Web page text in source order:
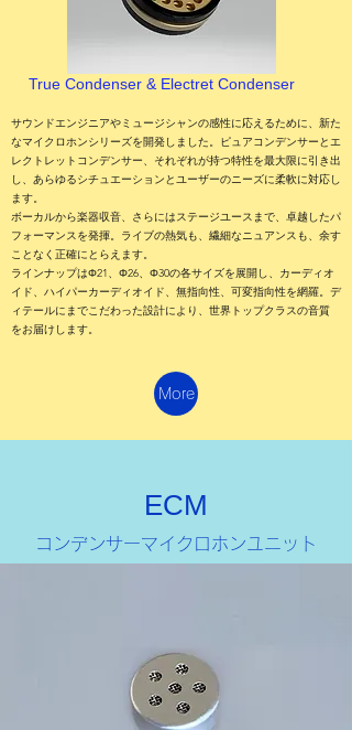
True Condenser & Electret Condenser
サウンドエンジニアやミュージシャンの感性に応えるために、新た
なマイクロホンシリーズを開発しました。ピュアコンデンサーとエ
レクトレットコンデンサー、それぞれが持つ特性を最大限に引き出
し、あらゆるシチュエーションとユーザーのニーズに柔軟に対応し
ます。
ボーカルから楽器収音、さらにはステージユースまで、卓越したパ
フォーマンスを発揮。ライブの熱気も、繊細なニュアンスも、余す
ことなく正確にとらえます。
ラインナップはΦ21、Φ26、Φ30の各サイズを展開し、カーディオ
イド、ハイパーカーディオイド、無指向性、可変指向性を網羅。デ
ィテールにまでこだわった設計により、世界トップクラスの音質
をお届けします。
More
ECM
​コンデンサーマイクロホンユニット